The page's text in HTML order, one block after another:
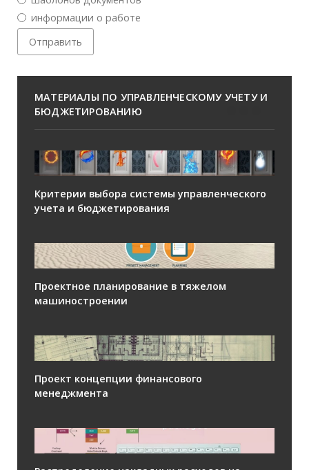
информации о работе
МАТЕРИАЛЫ ПО УПРАВЛЕНЧЕСКОМУ УЧЕТУ И
БЮДЖЕТИРОВАНИЮ
Критерии выбора системы управленческого
учета и бюджетирования
Проектное планирование в тяжелом
машиностроении
Проект концепции финансового
менеджмента